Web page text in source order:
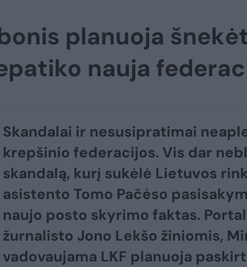
planuoja
nauja
Skandalai ir nesusipratimai
krepšinio federacijos. Vis dar
skandalą, kurį sukėlė Lietuvos
asistento Tomo Pačėso
naujo posto skyrimo faktas.
žurnalisto Jono Lekšo žiniomis,
vadovaujama LKF planuoja